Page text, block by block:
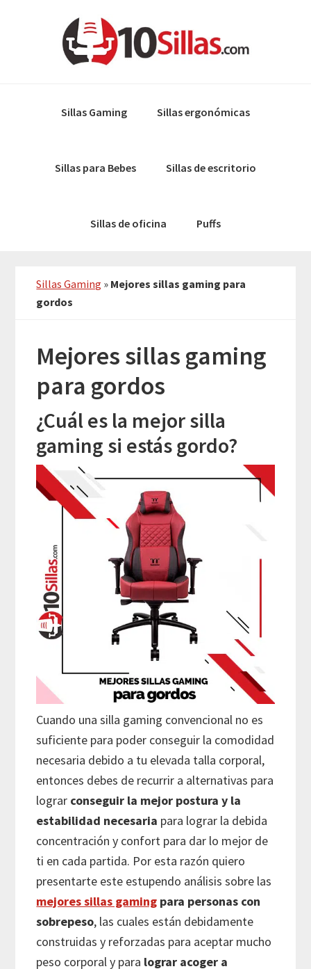
Sillas Gaming Sillas ergonómicas
Sillas para Bebes Sillas de escritorio
Sillas de oficina Puffs
Sillas Gaming » Mejores sillas gaming para
gordos
Mejores sillas gaming
para gordos
¿Cuál es la mejor silla
gaming si estás gordo?
Cuando una silla gaming convencional no es
suficiente para poder conseguir la comodidad
necesaria debido a tu elevada talla corporal,
entonces debes de recurrir a alternativas para
lograr conseguir la mejor postura y la
estabilidad necesaria para lograr la debida
concentración y confort para dar lo mejor de
ti en cada partida. Por esta razón quiero
presentarte este estupendo análisis sobre las
mejores sillas gaming para personas con
sobrepeso, las cuales están debidamente
construidas y reforzadas para aceptar mucho
peso corporal y para lograr acoger a